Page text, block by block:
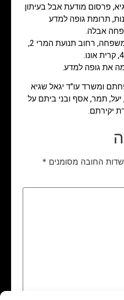
, פרסום מודעת אבל בעיתון
, תרומת גופה למדע
אבלה.
יושבים שבעה בבית המשפחה, רחוב תנועת המרי 2,
את גופה למדע.
ומשרד עו"ד יגאל שגיא
תמר, אסף ובני ביתם על
יקירתם.
שדות החובה מסומנים *